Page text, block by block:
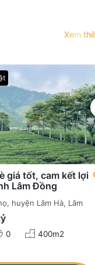
Xem
giá tốt, cam kết lợi
Lâm Đồng
huyện Lâm Hà, Lâm
0 400m2